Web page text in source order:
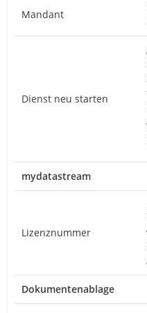
Mandant
Dienst neu starten
mydatastream
Lizenznummer
Dokumentenablage